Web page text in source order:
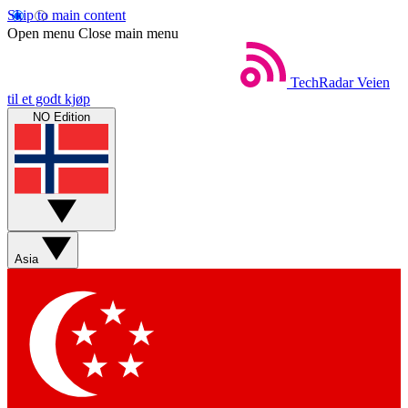
Skip to main content
Open menu Close main menu
TechRadar Veien
til et godt kjøp
NO Edition
Asia